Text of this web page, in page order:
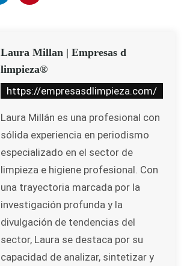
Laura Millan | Empresas d
limpieza®
https://empresasdlimpieza.com/
Laura Millán es una profesional con
sólida experiencia en periodismo
especializado en el sector de
limpieza e higiene profesional. Con
una trayectoria marcada por la
investigación profunda y la
divulgación de tendencias del
sector, Laura se destaca por su
capacidad de analizar, sintetizar y